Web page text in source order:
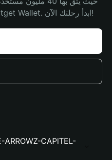
الويب 3 بحرية على محفظة Bitget Wallet. ابدأ رحلتك الآن!